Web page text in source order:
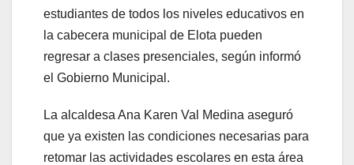
estudiantes de todos los niveles educativos en
la cabecera municipal de Elota pueden
regresar a clases presenciales, según informó
el Gobierno Municipal.
La alcaldesa Ana Karen Val Medina aseguró
que ya existen las condiciones necesarias para
retomar las actividades escolares en esta área